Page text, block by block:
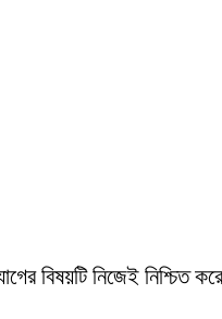
বিষয়টি নিজেই নিশ্চিত